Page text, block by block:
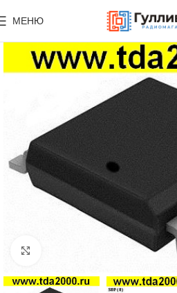
МЕНЮ
Нажмите, чтобы увеличить